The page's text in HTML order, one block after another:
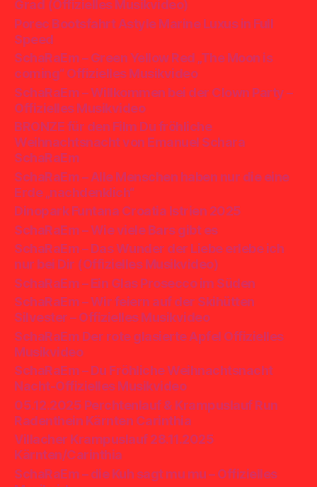
Grad (Offizielles Musikvideo)
Porec Bootsfahrt Astyle Marine Luxus in Full
Speed
SchaRaEm – Green Yellow Red „The Moon is
coming“ Offizielles Musikvideo
SchaRaEm – Willkommen bei der Clown Party –
Offizielles Musikvideo
BRONZE für den Film Du fröhliche
Weihnachtsnacht von Emanuel Schara
SchaRaEm
SchaRaEm – Alle Menschen haben nur die eine
Erde „nachdenklich“
Dinopark Funtana Croatia Istrien 2025
SchaRaEm – Wie viele Bars gibt es
SchaRaEm – Das Wunder der Liebe erlebe ich
nur bei Dir (Offizielles Musikvideo)
SchaRaEm – Ein Glas Prosecco im Süden
SchaRaEm – Wir feiern auf der Skihütten
Silvester – Offizielles Musikvideo
SchaRaEm Der rote glasierte Apfel Offizielles
Musikvideo
SchaRaEm – Du Fröhliche Weihnachtsnacht
Nacht-Offizielles Musikvideo
05.12.2025 Perchtenlauf & Krampuslauf Run
Radenthein Kärnten Carinthia
Villacher Krampuslauf 28.11.2025
Kärnten/Carinthia
SchaRaEm – die Kuh sagt mu mu – Offizielles